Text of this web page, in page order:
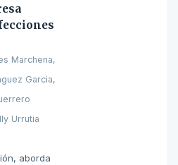
Marchena,
Garcia,
Urrutia
aborda